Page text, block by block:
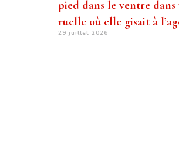
pied dans le ventre dans
ruelle où elle gisait à
29 juillet 2026